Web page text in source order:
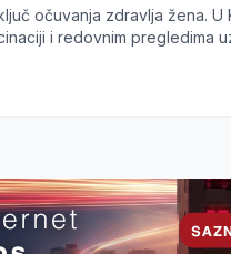
očuvanja zdravlja žena. U
i redovnim pregledima